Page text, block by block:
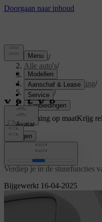
Support/
Alle auto's/
V60 2026
Gebruikershandleiding/
Driving/
Besturing
Ondersteuning op maatKrijg
Inloggen
Bijgewerkt 16-04-2025
Verdiep je in de stuurfuncties